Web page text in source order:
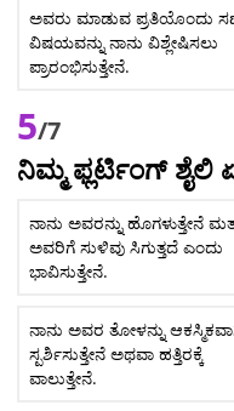
ಅವರು ಮಾಡುವ ಪ್ರತಿಯೊಂದು
ವಿಷಯವನ್ನು ನಾನು ವಿಶ್ಲೇಷಿಸಲು
ಪ್ರಾರಂಭಿಸುತ್ತೇನೆ.
5/7
ನಿಮ್ಮ ಫ್ಲರ್ಟಿಂಗ್ ಶೈಲಿ
ನಾನು ಅವರನ್ನು ಹೊಗಳುತ್ತೇನೆ
ಅವರಿಗೆ ಸುಳಿವು ಸಿಗುತ್ತದೆ ಎಂದು
ಭಾವಿಸುತ್ತೇನೆ.
ನಾನು ಅವರ ತೋಳನ್ನು
ಸ್ಪರ್ಶಿಸುತ್ತೇನೆ ಅಥವಾ ಹತ್ತಿರಕ್ಕೆ
ವಾಲುತ್ತೇನೆ.